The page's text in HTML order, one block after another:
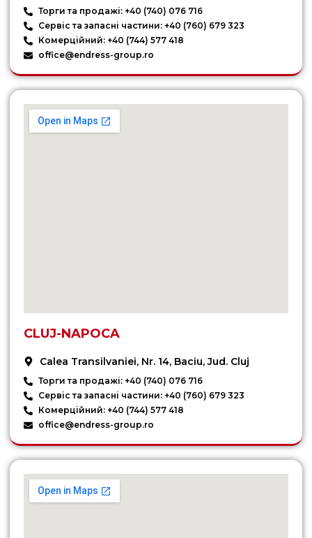
Торги та продажі: +40 (740) 076 716
Сервіс та запасні частини: +40 (760) 679 323
Комерційний: +40 (744) 577 418
office@endress-group.ro
CLUJ-NAPOCA
Calea Transilvaniei, Nr. 14, Baciu, Jud. Cluj
Торги та продажі: +40 (740) 076 716
Сервіс та запасні частини: +40 (760) 679 323
Комерційний: +40 (744) 577 418
office@endress-group.ro